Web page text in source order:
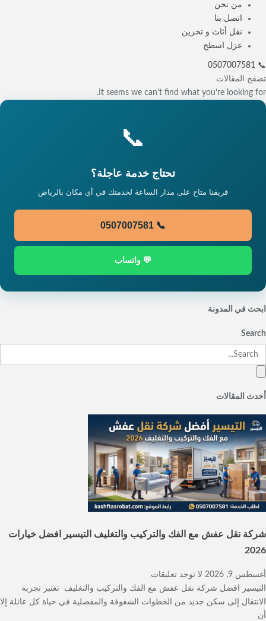
من نحن
اتصل بنا
نقل أثاث و تخزين
عزل اسطح
📞 0507007581
تصفح المقالات
It seems we can’t find what you’re looking for.
📞
تحتاج خدمة عاجلة؟
فريقنا متاح على مدار الساعة لخدمتك في أي مكان بالرياض
📞 0507007581
💬 واتساب
ابحث في المدونة
Search
أحدث المقالات
شركة نقل عفش مع الفك والتركيب والتغليف التيسير افضل خيارات
2026
أغسطس 9, 2026
لا توجد تعليقات
التيسير افضل شركة نقل عفش مع الفك والتركيب والتغليف تعتبر تجربة
الانتقال إلى سكن جديد من الخطوات الشغوفة والمفصلية في حياة كل عائلة إلا
أن